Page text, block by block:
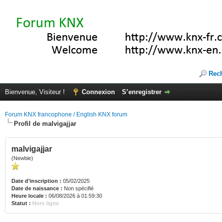
Bienvenue, Visiteur ! Connexion S’enregistrer
Forum KNX francophone / English KNX forum
Profil de malvigajjar
malvigajjar
(Newbie)
Date d’inscription : 05/02/2025
Date de naissance : Non spécifié
Heure locale : 06/08/2026 à 01:59:30
Statut : Hors ligne